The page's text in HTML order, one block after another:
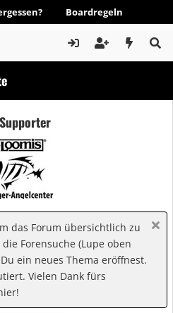
Boardregeln
das Forum übersichtlich zu
Forensuche (Lupe oben
ein neues Thema eröffnest.
Vielen Dank fürs